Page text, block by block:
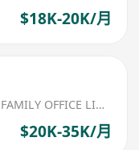
$18K-20K/月
THE HONG KONG ASSOCIATION OF FAMILY OFFICE LIMITED
$20K-35K/月